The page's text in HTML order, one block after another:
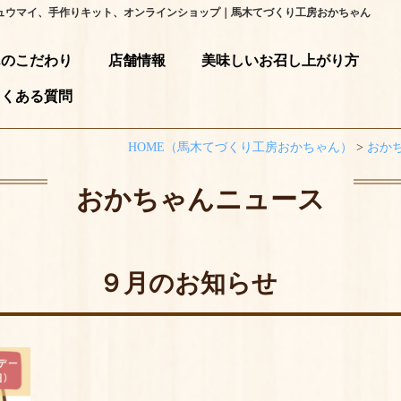
マイ、手作りキット、オンラインショップ｜馬木てづくり工房おかちゃん
こだわり 店舗情報 美味しいお召し上がり⽅
ある質問
HOME （馬木てづくり工房おかちゃん） > おか
おかちゃんニュース
９月のお知らせ